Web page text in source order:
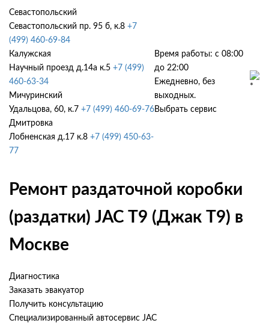
Севастопольский
Севастопольский пр. 95 б, к.8 +7
(499) 460-69-84
Калужская
Научный проезд д.14а к.5 +7 (499)
460-63-34
Мичуринский
Удальцова, 60, к.7 +7 (499) 460-69-76
Дмитровка
Лобненская д.17 к.8 +7 (499) 450-63-
77
Время работы: с 08:00
до 22:00
Ежедневно, без
выходных.
Выбрать сервис
Ремонт раздаточной коробки
(раздатки) JAC T9 (Джак Т9) в
Москве
Диагностика
Заказать эвакуатор
Получить консультацию
Специализированный автосервис JAC